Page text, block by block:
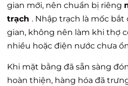
gian mới, nên chuẩn bị riêng
trạch . Nhập trạch là mốc
gian, không nên làm khi thợ
nhiều hoặc điện nước chưa
Khi mặt bằng đã sẵn sàng
hoàn thiện, hàng hóa đã